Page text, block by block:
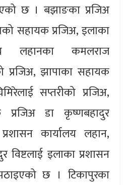
छ । बझाङका प्रजिअ
सहायक प्रजिअ, इलाका
लहानका कमलराज
प्रजिअ, झापाका सहायक
सप्तरीको प्रजिअ,
डा कृष्णबहादुर
कार्यालय लहान,
विष्टलाई इलाका प्रशासन
छ । टिकापुरका